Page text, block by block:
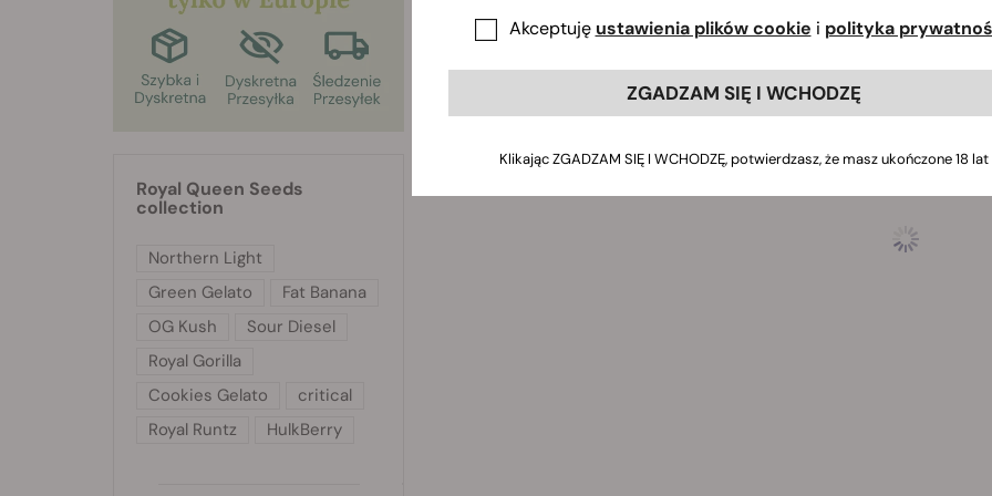
Driver może wyprodukować 400–450 g/m² w uprawie indoor i do
Royal Queen Seeds
collection
Northern Light
Green Gelato
Fat Banana
OG Kush
Sour Diesel
Royal Gorilla
Cookies Gelato
critical
Royal Runtz
HulkBerry
Akceptuję ustawienia plików cookie i polityka
ZGADZAM SIĘ I WCHODZĘ
Klikając ZGADZAM SIĘ I WCHODZĘ, potwierdzasz, że masz ukończone 18 lat